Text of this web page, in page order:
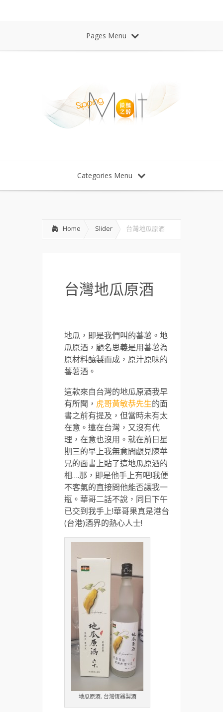
Pages Menu
Categories Menu
Home Slider 台灣地瓜原酒
台灣地瓜原酒
地瓜，即是我們叫的蕃薯。地
瓜原酒，顧名思義是用蕃薯為
原材料釀製而成，原汁原味的
蕃薯酒。
這款來自台灣的地瓜原酒我早
有所聞， 虎哥黃敏恭先生的面
書之前有提及，但當時未有太
在意。遠在台灣，又沒有代
理，在意也沒用。就在前日星
期三的早上我無意間覷見陳華
兄的面書上貼了這地瓜原酒的
相….那，即是他手上有吧!我便
不客氣的直接問他能否讓我一
瓶。華哥二話不說，同日下午
已交到我手上!華哥果真是港台
(台港)酒界的熱心人士!
地瓜原酒, 台灣恆器製酒